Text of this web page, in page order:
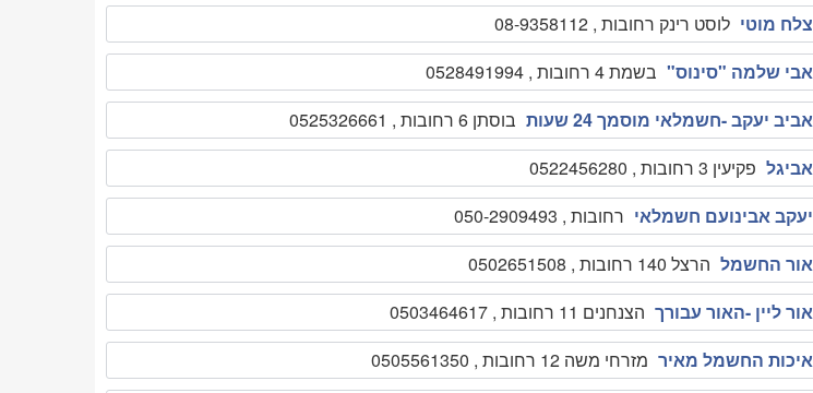
צלח מוטי לוסט רינק רחובות , 08-9358112
אבי שלמה "סינוס" בשמת 4 רחובות , 0528491994
אביב יעקב -חשמלאי מוסמך 24 שעות
בוסתן 6 רחובות , 0525326661
אביגל פקיעין 3 רחובות , 0522456280
יעקב אבינועם חשמלאי רחובות , 050-2909493
אור החשמל הרצל 140 רחובות , 0502651508
אור ליין -האור עבורך הצנחנים 11 רחובות , 0503464617
איכות החשמל מאיר מזרחי משה 12 רחובות , 0505561350